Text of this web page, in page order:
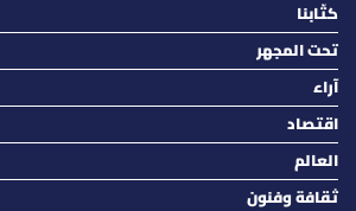
كتّابنا
تحت المجهر
آراء
اقتصاد
العالم
ثقافة وفنون